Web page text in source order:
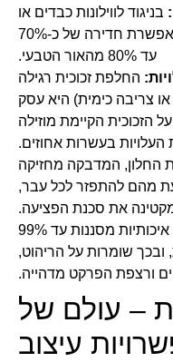
בניגוד לווילונות כבדים או
תריסים, המדבקה החלבית מאפשרת חדירה של כ-70%
עד 80% מהאור הטבעי.
החלפת זכוכית רגילה
צריבה כימית) היא עסק
הזכוכית הקיימת מוזילה
העלויות בעשרות אחוזים.
החלון, המדבקה מחזיקה
מהם להתפזר לכל עבר,
את סכנת הפציעה.
מדבקות איכותיות מסננות עד 99%
שומרות על הריהוט,
ורצפת הפרקט מדהייה.
– עולם של
עיצוב